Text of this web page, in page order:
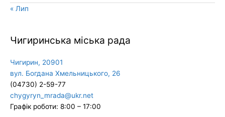
« Лип
Чигиринська міська рада
Чигирин, 20901
вул. Богдана Хмельницького, 26
(04730) 2-59-77
chygyryn_mrada@ukr.net
Графік роботи: 8:00 – 17:00